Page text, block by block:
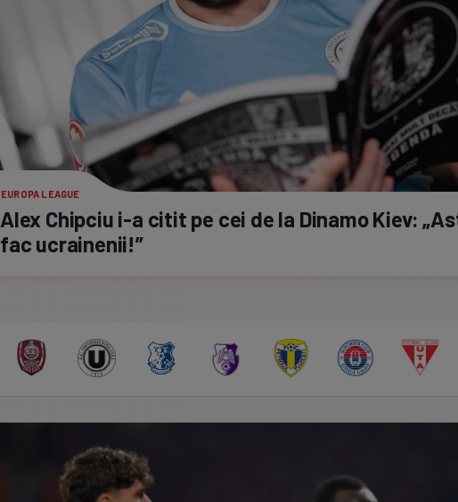
EUROPA LEAGUE
Alex Chipciu i-a citit pe cei de la Dinamo Kiev:
fac ucrainenii!”